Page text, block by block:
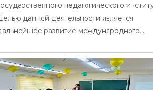
педагогического
данной деятельности является
развитие международного...